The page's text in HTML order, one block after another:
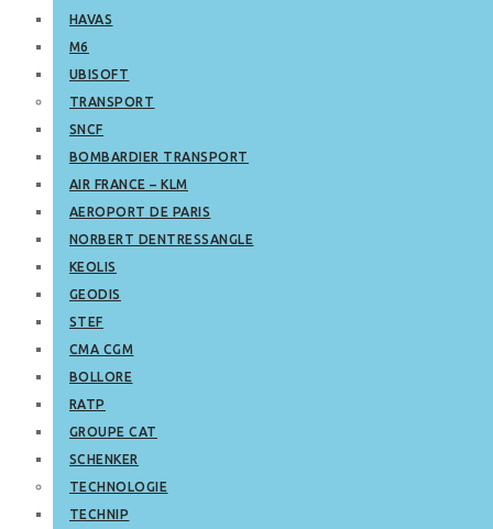
HAVAS
M6
UBISOFT
TRANSPORT
SNCF
BOMBARDIER TRANSPORT
AIR FRANCE – KLM
AEROPORT DE PARIS
NORBERT DENTRESSANGLE
KEOLIS
GEODIS
STEF
CMA CGM
BOLLORE
RATP
GROUPE CAT
SCHENKER
TECHNOLOGIE
TECHNIP